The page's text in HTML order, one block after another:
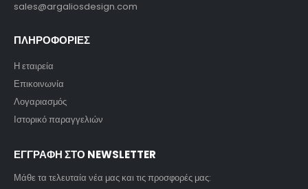
sales@argaliosdesign.com
ΠΛΗΡΟΦΟΡΙΕΣ
Η εταιρεία
Επικοινωνία
Λογαριασμός
Ιστορικό παραγγελιών
ΕΓΓΡΑΦΗ ΣΤΟ NEWSLETTER
Μάθε τα τελευταία νέα μας και τις προσφορές μας: